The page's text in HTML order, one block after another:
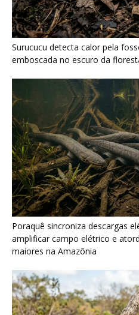
Surucucu detecta calor pela
emboscada no escuro da
Poraquê sincroniza descargas
amplificar campo elétrico e
maiores na Amazônia